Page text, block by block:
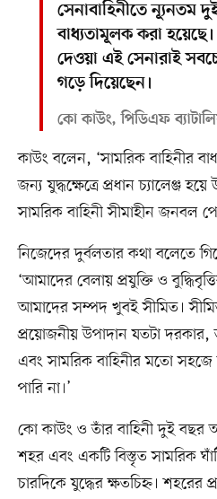
সেনাবাহিনীতে ন্যূনতম
বাধ্যতামূলক করা
দেওয়া এই সেনারাই
গড়ে দিয়েছেন।
কো কাউং, পিডিএফ
কাউং বলেন, ‘সামরিক বাহিনীর
জন্য যুদ্ধক্ষেত্রে প্রধান চ্যালেঞ্জ
সামরিক বাহিনী সীমাহীন জনবল
নিজেদের দুর্বলতার কথা বলেতে
‘আমাদের বেলায় প্রযুক্তি ও
আমাদের সম্পদ খুবই সীমিত।
প্রয়োজনীয় উপাদান যতটা দরকার,
এবং সামরিক বাহিনীর মতো
পারি না।’
কো কাউং ও তাঁর বাহিনী দুই বছর
শহর এবং একটি বিস্তৃত সামরিক
চারদিকে যুদ্ধের ক্ষতচিহ্ন। শহরের